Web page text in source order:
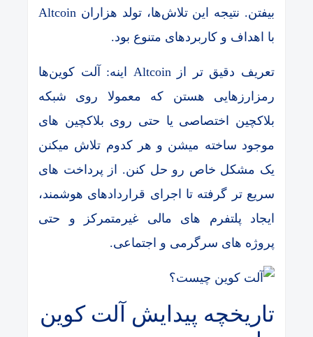
بیفتن. نتیجه این تلاش‌ها، تولد هزاران Altcoin
با اهداف و کاربردهای متنوع بود.
تعریف دقیق تر از Altcoin اینه: آلت کوین‌ها
رمزارزهایی هستن که معمولا روی شبکه
بلاکچین اختصاصی یا حتی روی بلاکچین های
موجود ساخته میشن و هر کدوم تلاش میکنن
یک مشکل خاص رو حل کنن. از پرداخت های
سریع تر گرفته تا اجرای قراردادهای هوشمند،
ایجاد پلتفرم های مالی غیرمتمرکز و حتی
پروژه های سرگرمی و اجتماعی.
تاریخچه پیدایش آلت کوین